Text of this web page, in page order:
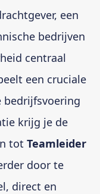
een
bedrijven
centraal
een cruciale
bedrijfsvoering
krijg je de
tot Teamleider
door te
direct en